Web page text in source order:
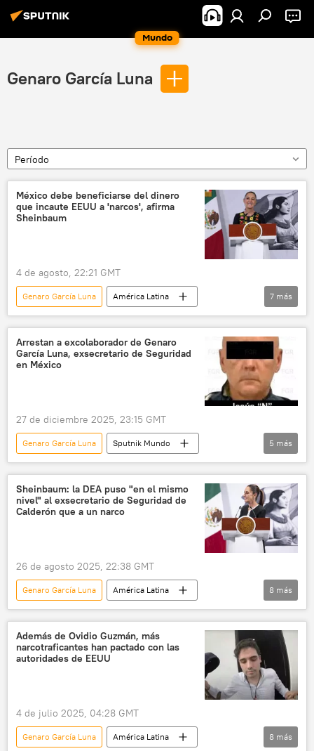
Mundo
Genaro García Luna
Período
México debe beneficiarse del dinero
que incaute EEUU a 'narcos', afirma
Sheinbaum
4 de agosto, 22:21 GMT
Genaro García Luna
América Latina
política
Claudia Sheinbaum
México
UIF
Gobierno de Estados Unidos
EEUU
Unidad de Inteligencia Financiera
7 más
Arrestan a excolaborador de Genaro
García Luna, exsecretario de Seguridad
en México
27 de diciembre 2025, 23:15 GMT
Genaro García Luna
Sputnik Mundo
América Latina
seguridad
México
EEUU
Fiscalía General de la República (FGR) de México
5 más
Sheinbaum: la DEA puso "en el mismo
nivel" al exsecretario de Seguridad de
Calderón que a un narco
26 de agosto 2025, 22:38 GMT
Genaro García Luna
América Latina
Claudia Sheinbaum
Felipe Calderón
EEUU
DEA
México
narcotráfico
crimen organizado
8 más
Además de Ovidio Guzmán, más
narcotraficantes han pactado con las
autoridades de EEUU
4 de julio 2025, 04:28 GMT
Genaro García Luna
América Latina
8 más